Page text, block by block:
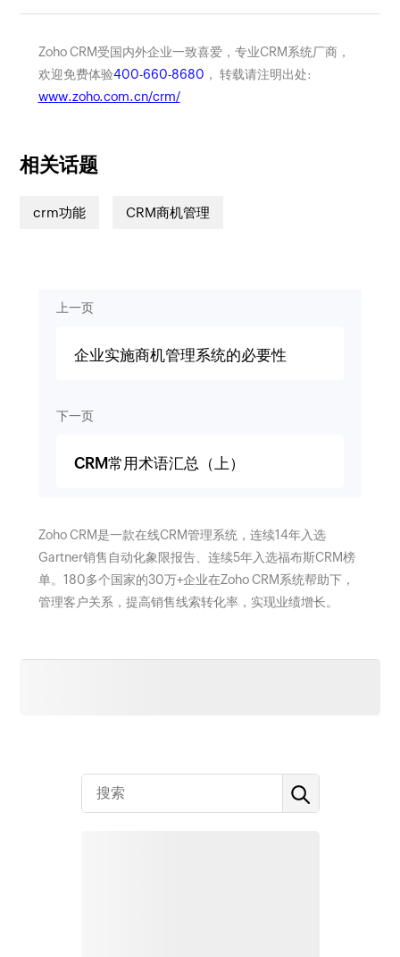
Zoho CRM受国内外企业一致喜爱，专业CRM系统厂商，
欢迎免费体验400-660-8680 ， 转载请注明出处:
www.zoho.com.cn/crm/
相关话题
crm功能 CRM商机管理
上一页
企业实施商机管理系统的必要性
下一页
CRM常用术语汇总（上）
Zoho CRM是一款在线CRM管理系统，连续14年入选
Gartner销售自动化象限报告、连续5年入选福布斯CRM榜
单。180多个国家的30万+企业在Zoho CRM系统帮助下，
管理客户关系，提高销售线索转化率，实现业绩增长。